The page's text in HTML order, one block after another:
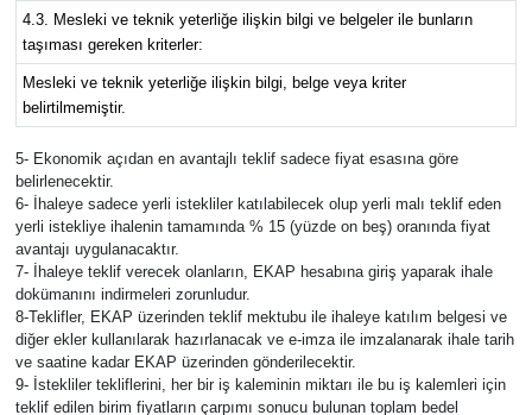
4.3. Mesleki ve teknik yeterliğe ilişkin bilgi ve belgeler ile bunların
taşıması gereken kriterler:
Mesleki ve teknik yeterliğe ilişkin bilgi, belge veya kriter
belirtilmemiştir.
5- Ekonomik açıdan en avantajlı teklif sadece fiyat esasına göre
belirlenecektir.
6- İhaleye sadece yerli istekliler katılabilecek olup yerli malı teklif eden
yerli istekliye ihalenin tamamında % 15 (yüzde on beş) oranında fiyat
avantajı uygulanacaktır.
7- İhaleye teklif verecek olanların, EKAP hesabına giriş yaparak ihale
dokümanını indirmeleri zorunludur.
8-Teklifler, EKAP üzerinden teklif mektubu ile ihaleye katılım belgesi ve
diğer ekler kullanılarak hazırlanacak ve e-imza ile imzalanarak ihale tarih
ve saatine kadar EKAP üzerinden gönderilecektir.
9- İstekliler tekliflerini, her bir iş kaleminin miktarı ile bu iş kalemleri için
teklif edilen birim fiyatların çarpımı sonucu bulunan toplam bedel